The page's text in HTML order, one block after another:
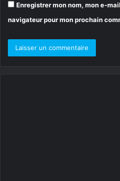
Enregistrer mon nom, mon e-
navigateur pour mon prochain